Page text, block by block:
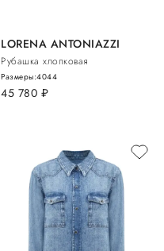
LORENA ANTONIAZZI
Рубашка хлопковая
45 780 руб.
Размеры:4044